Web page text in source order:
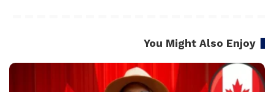
You Might Also Enjoy